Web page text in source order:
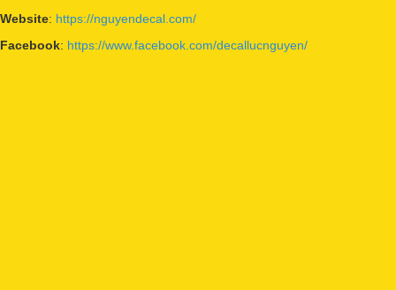
Website: https://nguyendecal.com/
Facebook: https://www.facebook.com/decallucnguyen/